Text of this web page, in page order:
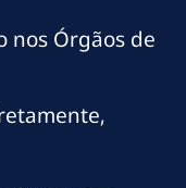
nos Órgãos de